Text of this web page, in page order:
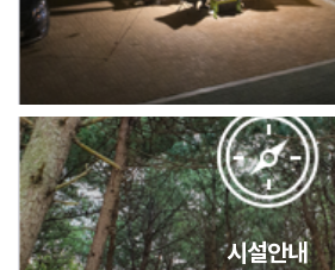
시설안내